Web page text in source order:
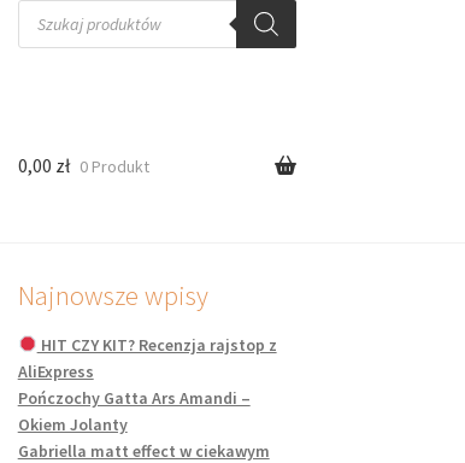
Wyszukiwarka
produktów
0,00 zł 0 Produkt
Najnowsze wpisy
HIT CZY KIT? Recenzja rajstop z
AliExpress
Pończochy Gatta Ars Amandi –
Okiem Jolanty
Gabriella matt effect w ciekawym